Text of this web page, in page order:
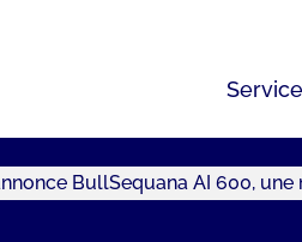
BullSequana AI 600,